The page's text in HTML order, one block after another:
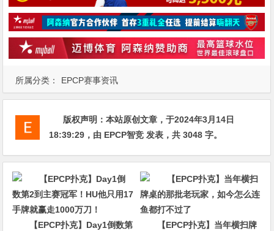
所属分类： EPCP赛事资讯
版权声明：本站原创文章，于2024年3月14日
18:39:29 ，由 EPCP智竞 发表，共 3048 字。
【EPCP扑克】Day1倒数第
【EPCP扑克】当年横扫牌